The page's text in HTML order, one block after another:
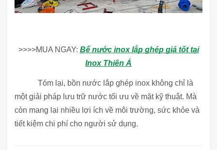
>>>>MUA NGAY: Bể nước inox lắp ghép giá tốt tại
Inox Thiên Á
Tóm lại, bồn nước lắp ghép inox không chỉ là
một giải pháp lưu trữ nước tối ưu về mặt kỹ thuật. Mà
còn mang lại nhiều lợi ích về môi trường, sức khỏe và
tiết kiệm chi phí cho người sử dụng.